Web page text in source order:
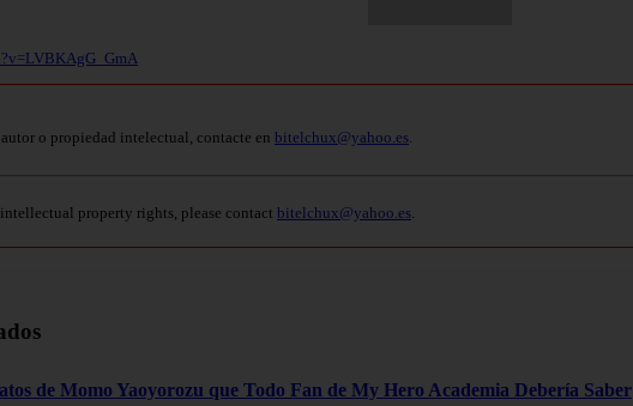
o propiedad intelectual, contacte en bitelchux@yahoo.es.
property rights, please contact bitelchux@yahoo.es.
de Momo Yaoyorozu que Todo Fan de My Hero Academia Debería Saber